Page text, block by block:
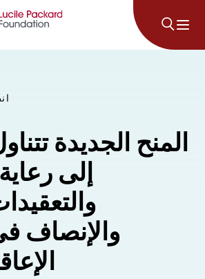
المنح الجديدة
إلى
والإنصاف